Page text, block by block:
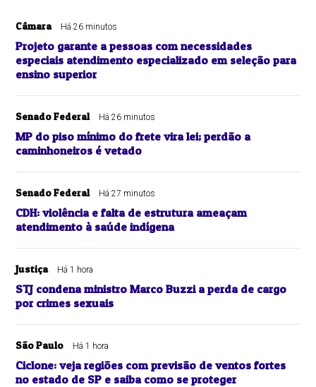
Câmara Há 26 minutos
Projeto garante a pessoas com necessidades
especiais atendimento especializado em seleção para
ensino superior
Senado Federal Há 26 minutos
MP do piso mínimo do frete vira lei; perdão a
caminhoneiros é vetado
Senado Federal Há 27 minutos
CDH: violência e falta de estrutura ameaçam
atendimento à saúde indígena
Justiça Há 1 hora
STJ condena ministro Marco Buzzi a perda de cargo
por crimes sexuais
São Paulo Há 1 hora
Ciclone: veja regiões com previsão de ventos fortes
no estado de SP e saiba como se proteger